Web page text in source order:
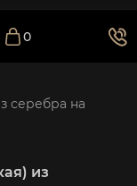
0
серебра на
из